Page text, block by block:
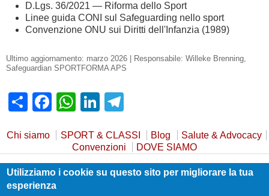
D.Lgs. 36/2021 — Riforma dello Sport
Linee guida CONI sul Safeguarding nello sport
Convenzione ONU sui Diritti dell'Infanzia (1989)
Ultimo aggiornamento: marzo 2026 | Responsabile: Willeke Brenning,
Safeguardian SPORTFORMA APS
ShareFacebook
WhatsApp
LinkedIn
Chi siamo SPORT & CLASSI Blog
Salute & Advocacy
Convenzioni
DOVE SIAMO
Privacy Policy Cookie Policy
Safeguarding
Utilizziamo i cookie su questo sito per migliorare la tua
esperienza